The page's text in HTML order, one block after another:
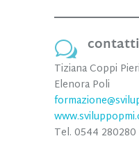
w contatti
Tiziana Coppi Pieri
Elenora Poli
Tel. 0544 280280